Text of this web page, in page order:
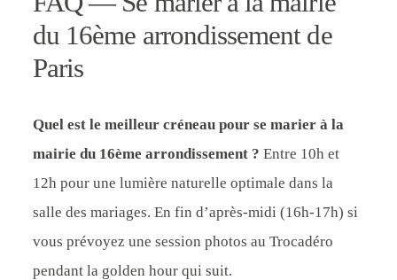
du 16ème arrondissement de
Paris
Quel est le meilleur créneau pour se marier à la
mairie du 16ème arrondissement ? Entre 10h et
12h pour une lumière naturelle optimale dans la
salle des mariages. En fin d’après-midi (16h-17h) si
vous prévoyez une session photos au Trocadéro
pendant la golden hour qui suit.